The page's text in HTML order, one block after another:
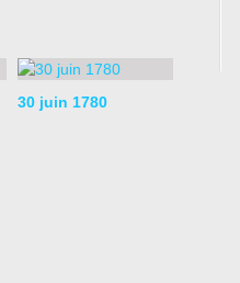
30 juin 1780